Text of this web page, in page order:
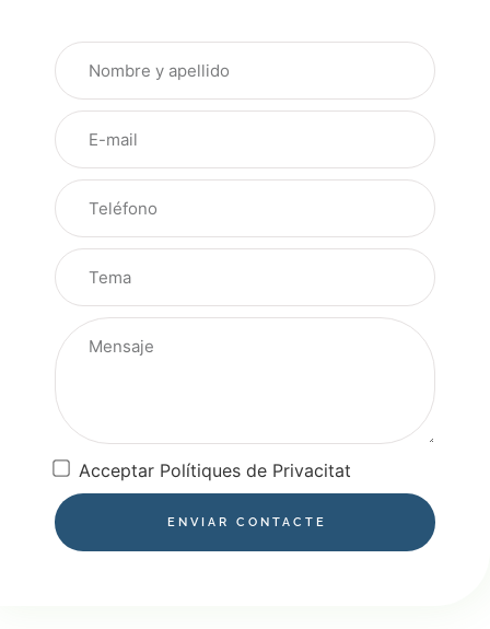
Acceptar Polítiques de Privacitat
ENVIAR CONTACTE